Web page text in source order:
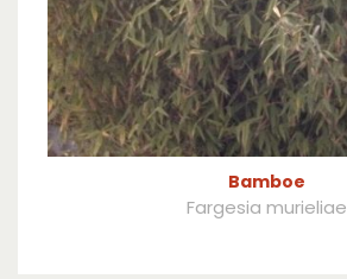
Bamboe
Fargesia murieliae